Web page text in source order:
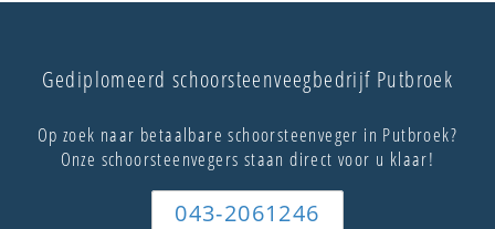
Gediplomeerd schoorsteenveegbedrijf Putbroek
Op zoek naar betaalbare schoorsteenveger in Putbroek?
Onze schoorsteenvegers staan direct voor u klaar!
043-2061246